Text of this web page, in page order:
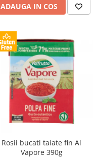
ADAUGA IN COS
Rosii bucati taiate fin Al
Vapore 390g